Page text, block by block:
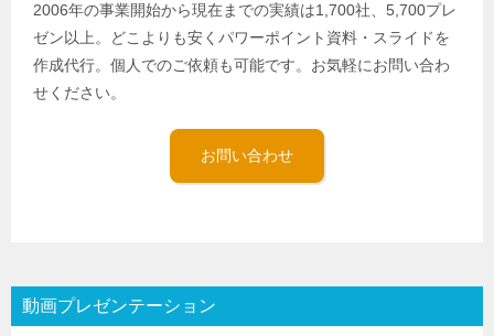
2006年の事業開始から現在までの実績は1,700社、5,700プレ
ゼン以上。どこよりも安くパワーポイント資料・スライドを
作成代行。個人でのご依頼も可能です。お気軽にお問い合わ
せください。
お問い合わせ
動画プレゼンテーション